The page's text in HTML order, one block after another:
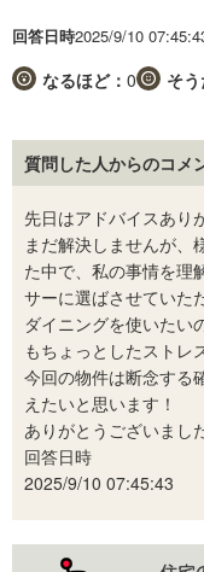
回答日時2025/9/10
なるほど： 0 そう
質問した人からのコメ
先日はアドバイスあり
まだ解決しませんが、
た中で、私の事情を理
サーに選ばさせていた
ダイニングを使いたい
もちょっとしたストレ
今回の物件は断念する
えたいと思います！
ありがとうございまし
回答日時
2025/9/10 07:45:43